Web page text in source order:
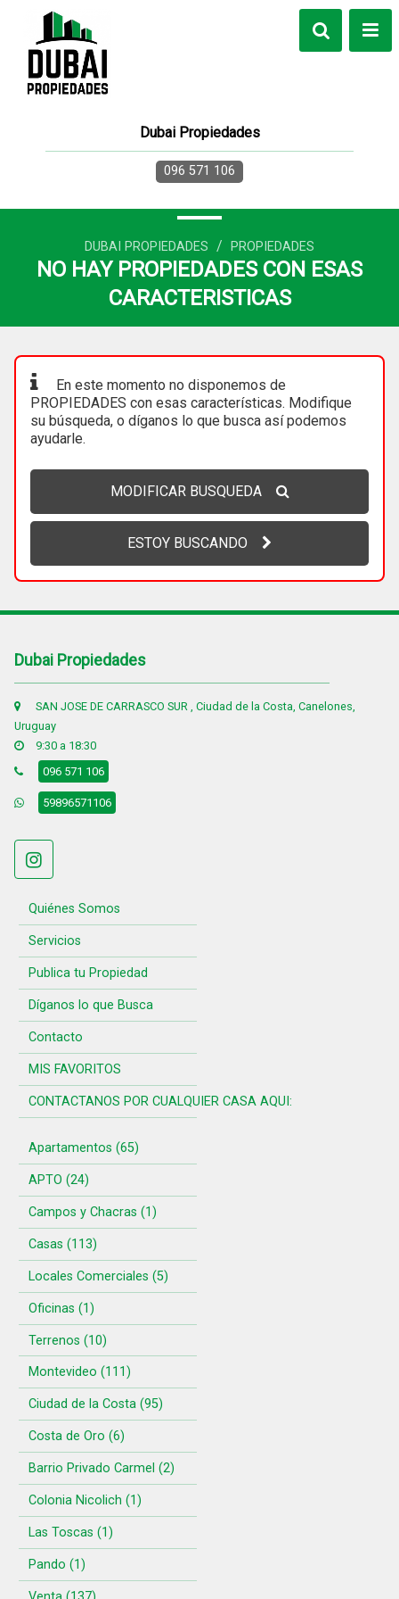
Dubai Propiedades
096 571 106
DUBAI PROPIEDADES / PROPIEDADES
NO HAY PROPIEDADES CON ESAS
CARACTERISTICAS
En este momento no disponemos de
PROPIEDADES con esas características. Modifique
su búsqueda, o díganos lo que busca así podemos
ayudarle.
MODIFICAR BUSQUEDA
ESTOY BUSCANDO
Dubai Propiedades
SAN JOSE DE CARRASCO SUR , Ciudad de la Costa, Canelones,
Uruguay
9:30 a 18:30
096 571 106
59896571106
Quiénes Somos
Servicios
Publica tu Propiedad
Díganos lo que Busca
Contacto
MIS FAVORITOS
CONTACTANOS POR CUALQUIER CASA AQUI:
Apartamentos (65)
APTO (24)
Campos y Chacras (1)
Casas (113)
Locales Comerciales (5)
Oficinas (1)
Terrenos (10)
Montevideo (111)
Ciudad de la Costa (95)
Costa de Oro (6)
Barrio Privado Carmel (2)
Colonia Nicolich (1)
Las Toscas (1)
Pando (1)